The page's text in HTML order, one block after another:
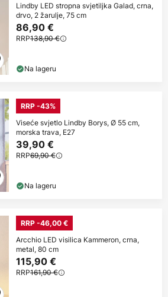
Lindby LED stropna svjetiljka Galad, crna,
drvo, 2 žarulje, 75 cm
86,90 €
RRP138,90 €
Na lageru
RRP -43%
Viseće svjetlo Lindby Borys, Ø 55 cm,
morska trava, E27
39,90 €
RRP69,90 €
Na lageru
RRP -46,00 €
Arcchio LED visilica Kammeron, crna,
metal, 80 cm
115,90 €
RRP161,90 €